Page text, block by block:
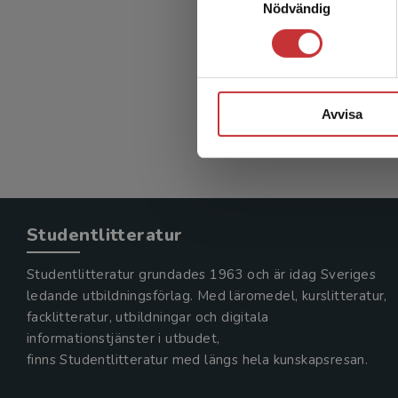
Nödvändig
Avvisa
Studentlitteratur
Studentlitteratur grundades 1963 och är idag Sveriges
ledande utbildningsförlag. Med läromedel, kurslitteratur,
facklitteratur, utbildningar och digitala
informationstjänster i utbudet,
finns Studentlitteratur med längs hela kunskapsresan.